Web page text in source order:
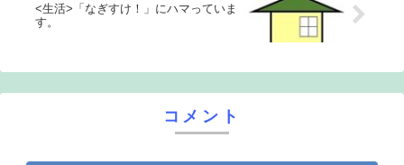
<生活>「なぎすけ！」にハマっていま
す。
コメント